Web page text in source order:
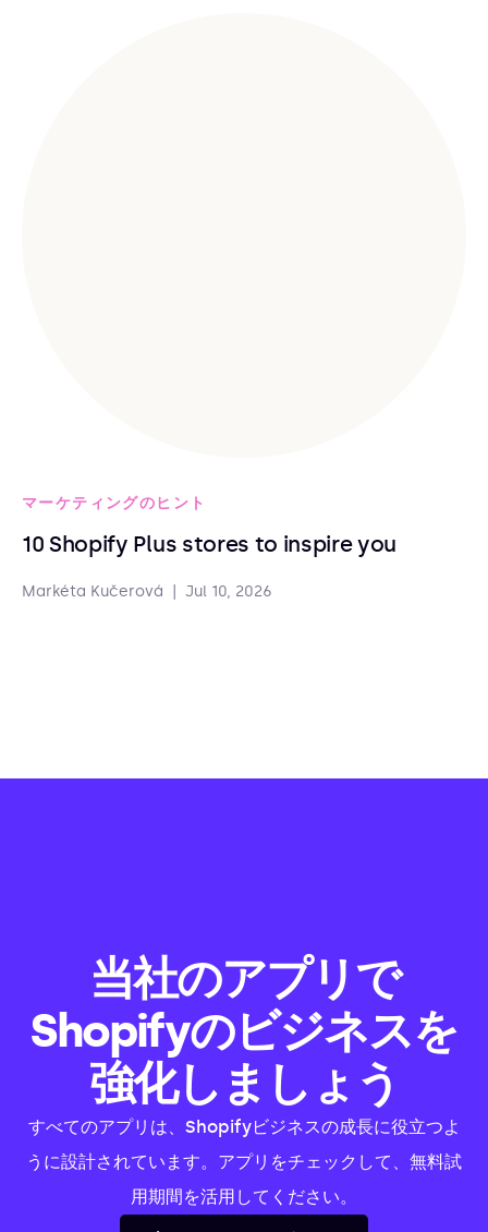
マーケティングのヒント
10 Shopify Plus stores to inspire you
Markéta Kučerová Jul 10, 2026
当社のアプリで
Shopifyのビジネスを
強化しましょう
すべてのアプリは、Shopifyビジネスの成長に役立つよ
うに設計されています。アプリをチェックして、無料試
用期間を活用してください。